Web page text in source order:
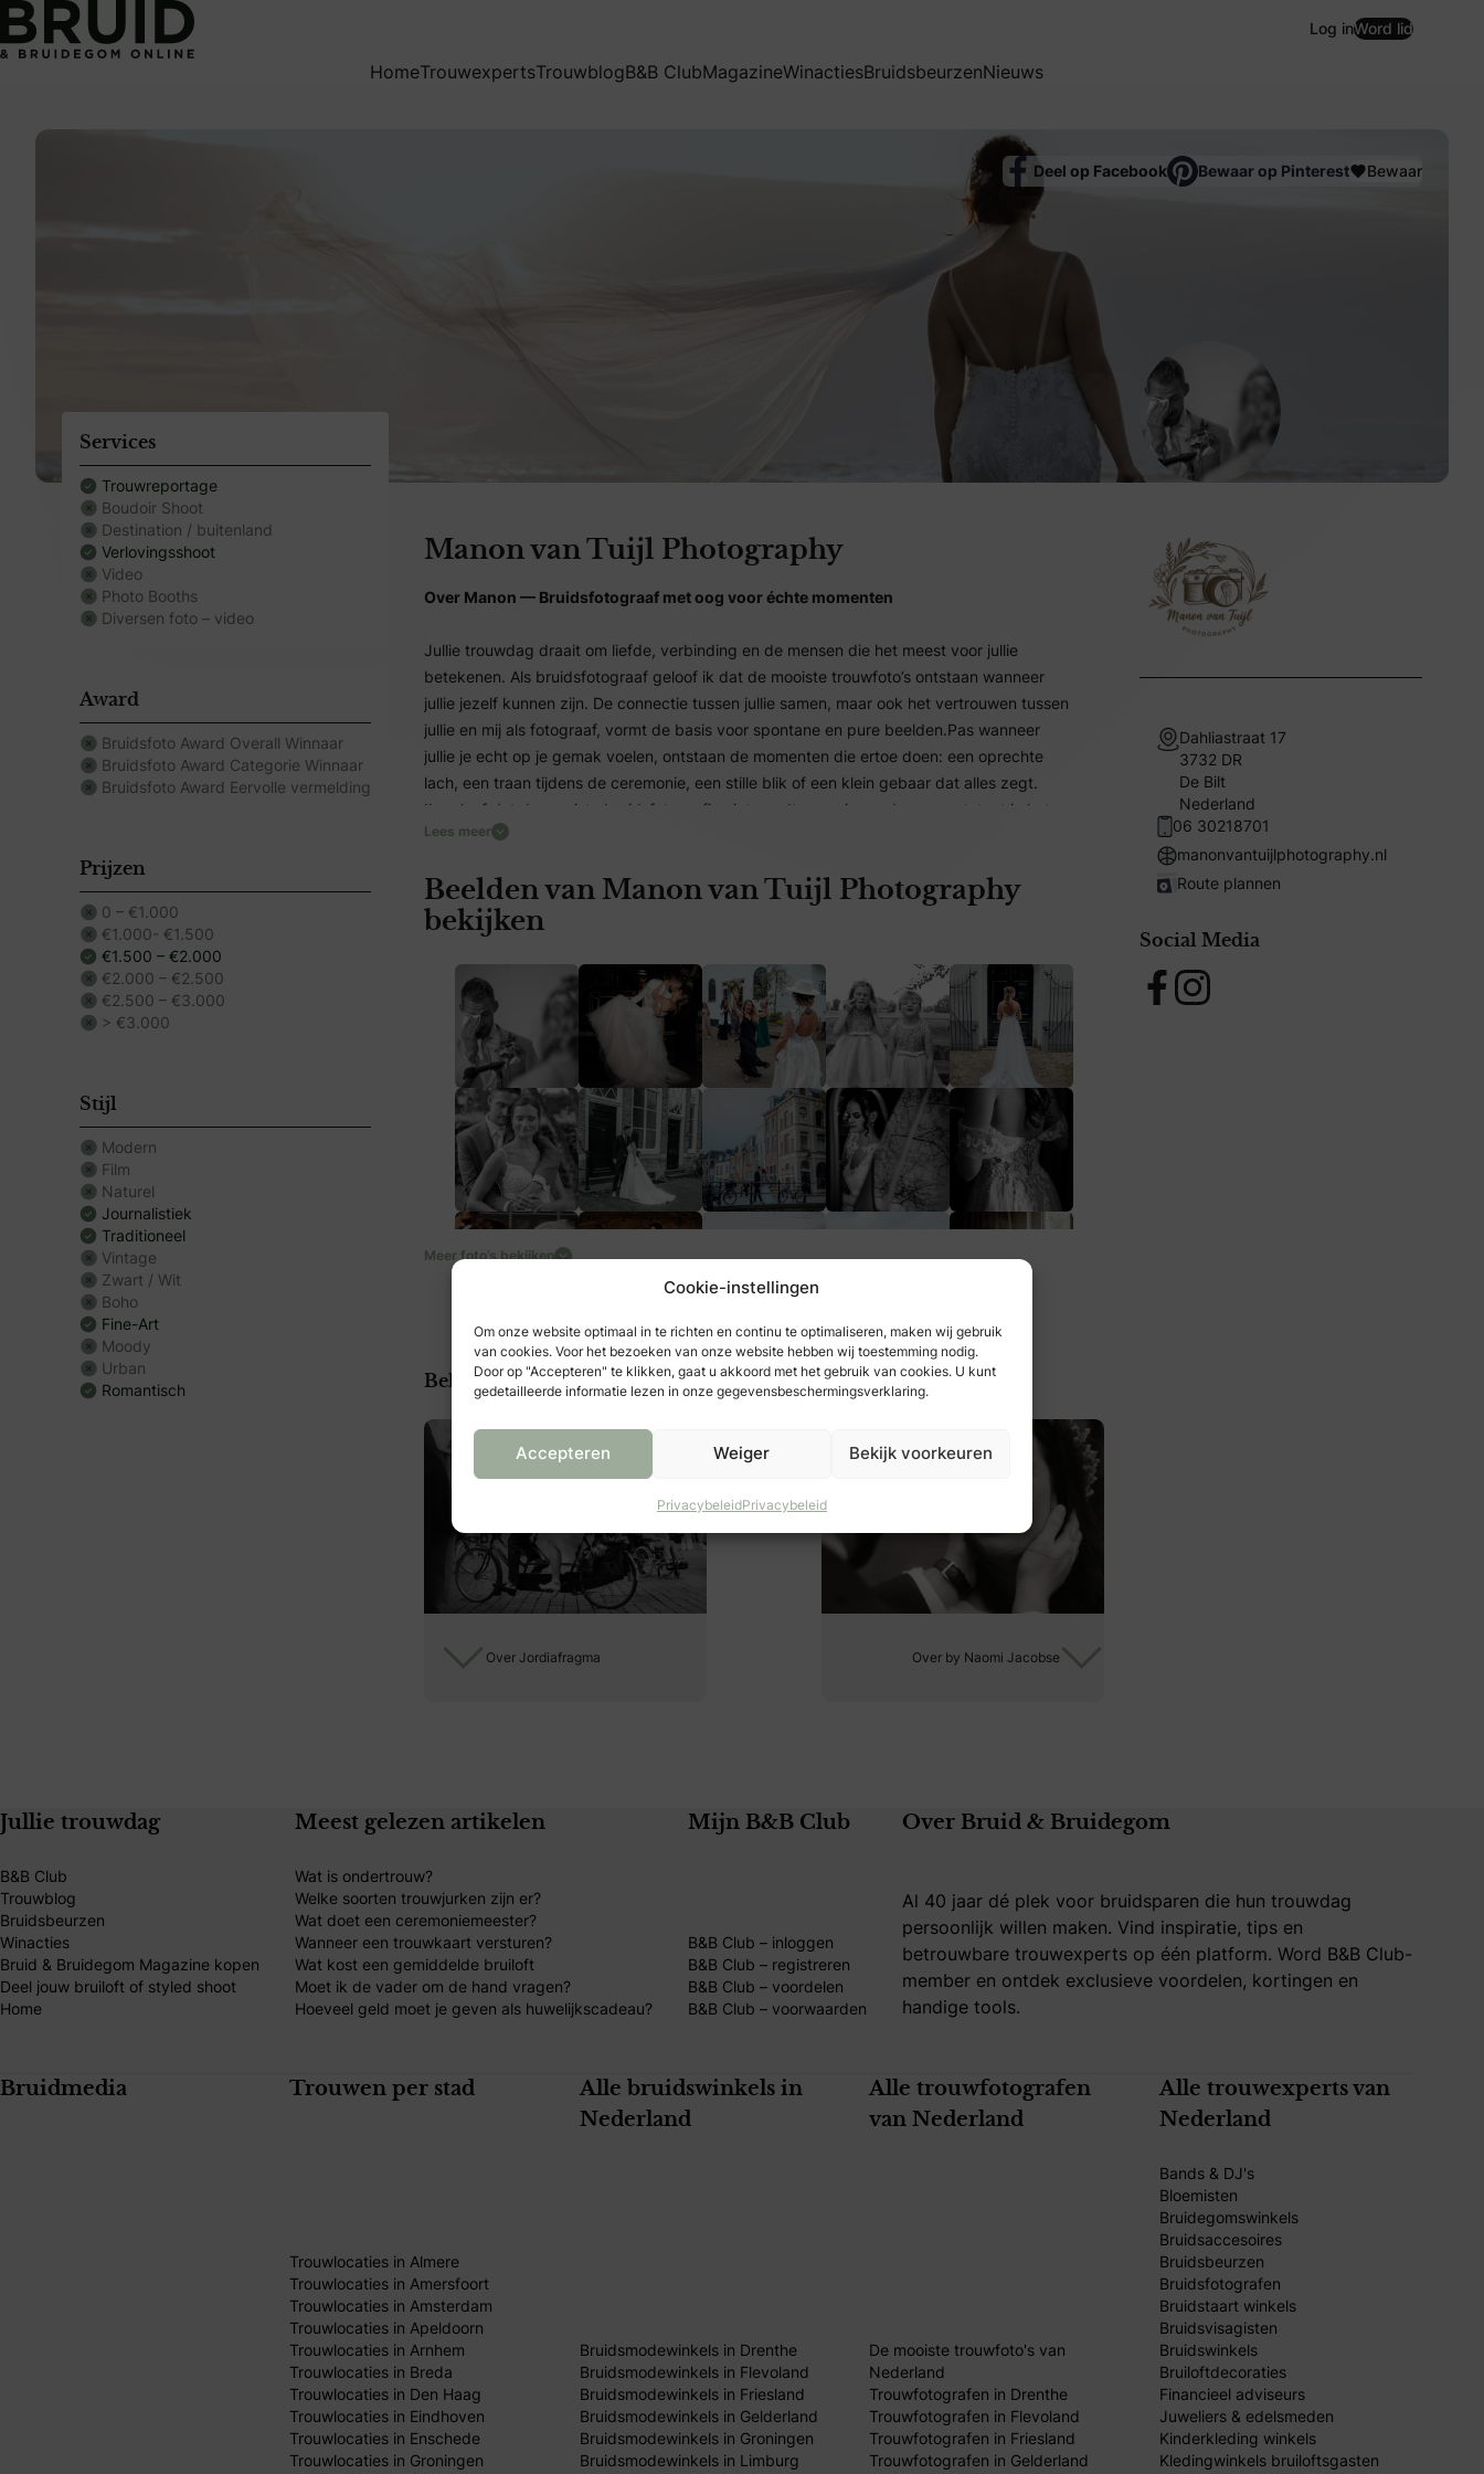
Cookie-instellingen
Om onze website optimaal in te richten en continu te optimaliseren, maken wij gebruik
van cookies. Voor het bezoeken van onze website hebben wij toestemming nodig.
Door op "Accepteren" te klikken, gaat u akkoord met het gebruik van cookies. U kunt
gedetailleerde informatie lezen in onze gegevensbeschermingsverklaring.
Accepteren Weiger Bekijk voorkeuren
PrivacybeleidPrivacybeleid
Log inWord lid
HomeTrouwexpertsTrouwblogB&B ClubMagazineWinactiesBruidsbeurzenNieuws
Deel op Facebook Bewaar op Pinterest Bewaar
Services
Trouwreportage
Boudoir Shoot
Destination / buitenland
Verlovingsshoot
Video
Photo Booths
Diversen foto – video
Award
Bruidsfoto Award Overall Winnaar
Bruidsfoto Award Categorie Winnaar
Bruidsfoto Award Eervolle vermelding
Prijzen
0 – €1.000
€1.000- €1.500
€1.500 – €2.000
€2.000 – €2.500
€2.500 – €3.000
> €3.000
Stijl
Modern
Film
Naturel
Journalistiek
Traditioneel
Vintage
Zwart / Wit
Boho
Fine-Art
Moody
Urban
Romantisch
Beelden van Manon van Tuijl Photography
bekijken
Meer foto’s bekijken
Manon van Tuijl Photography
Over Manon — Bruidsfotograaf met oog voor échte momenten
Jullie trouwdag draait om liefde, verbinding en de mensen die het meest voor jullie
betekenen. Als bruidsfotograaf geloof ik dat de mooiste trouwfoto’s ontstaan wanneer
jullie jezelf kunnen zijn. De connectie tussen jullie samen, maar ook het vertrouwen tussen
jullie en mij als fotograaf, vormt de basis voor spontane en pure beelden.Pas wanneer
jullie je echt op je gemak voelen, ontstaan de momenten die ertoe doen: een oprechte
lach, een traan tijdens de ceremonie, een stille blik of een klein gebaar dat alles zegt.
Ik geloof dat de mooiste bruidsfotografie niet wordt geregisseerd, maar ontstaat in het
moment. Daarom leg ik jullie trouwdag vast zoals die écht voelt — warm, liefdevol en vol
ik jullie verhaal op een natuurlijke en tijdloze manier.
Mijn stijl als trouwfotograaf is documentair, romantisch en eerlijk, met oog voor spontane
momenten én klassieke beelden die jarenlang mooi blijven. Tijdens een loveshoot of
trouwreportage begeleid ik jullie op een ontspannen manier, zodat jullie foto’s niet
geforceerd aanvoelen maar juist echt en persoonlijk zijn.
Voor mij is bruidsfotografie meer dan alleen mooie foto’s maken. Het is het vangen van
herinneringen die later opnieuw laten voelen hoe bijzonder jullie trouwdag was. De kleine
details, de emoties en alle liefde samen vormen het unieke verhaal van jullie bruiloft.
Op zoek naar een bruidsfotograaf die spontane, stijlvolle en tijdloze trouwfoto’s maakt?
Dan vertel ik graag jullie verhaal.
Lees meer
Bekijk meer aanbieders
Over Jordiafragma Over by Naomi Jacobse
Dahliastraat 17
3732 DR
De Bilt
Nederland
06 30218701
manonvantuijlphotography.nl
Route plannen
Social Media
Facebook
Instagram
Jullie trouwdag
B&B Club
Trouwblog
Bruidsbeurzen
Winacties
Bruid & Bruidegom Magazine kopen
Deel jouw bruiloft of styled shoot
Home
Meest gelezen artikelen
Wat is ondertrouw?
Welke soorten trouwjurken zijn er?
Wat doet een ceremoniemeester?
Wanneer een trouwkaart versturen?
Wat kost een gemiddelde bruiloft
Moet ik de vader om de hand vragen?
Hoeveel geld moet je geven als huwelijkscadeau?
Mijn B&B Club
B&B Club – inloggen
B&B Club – registreren
B&B Club – voordelen
B&B Club – voorwaarden
Over Bruid & Bruidegom
Al 40 jaar dé plek voor bruidsparen die hun trouwdag
persoonlijk willen maken. Vind inspiratie, tips en
betrouwbare trouwexperts op één platform. Word B&B Club-
member en ontdek exclusieve voordelen, kortingen en
handige tools.
Bruidmedia Trouwen per stad
Trouwlocaties in Almere
Trouwlocaties in Amersfoort
Trouwlocaties in Amsterdam
Trouwlocaties in Apeldoorn
Trouwlocaties in Arnhem
Trouwlocaties in Breda
Trouwlocaties in Den Haag
Trouwlocaties in Eindhoven
Trouwlocaties in Enschede
Trouwlocaties in Groningen
Alle bruidswinkels in
Nederland
Bruidsmodewinkels in Drenthe
Bruidsmodewinkels in Flevoland
Bruidsmodewinkels in Friesland
Bruidsmodewinkels in Gelderland
Bruidsmodewinkels in Groningen
Bruidsmodewinkels in Limburg
Alle trouwfotografen
van Nederland
De mooiste trouwfoto's van
Nederland
Trouwfotografen in Drenthe
Trouwfotografen in Flevoland
Trouwfotografen in Friesland
Trouwfotografen in Gelderland
Alle trouwexperts van
Nederland
Bands & DJ's
Bloemisten
Bruidegomswinkels
Bruidsaccesoires
Bruidsbeurzen
Bruidsfotografen
Bruidstaart winkels
Bruidsvisagisten
Bruidswinkels
Bruiloftdecoraties
Financieel adviseurs
Juweliers & edelsmeden
Kinderkleding winkels
Kledingwinkels bruiloftsgasten